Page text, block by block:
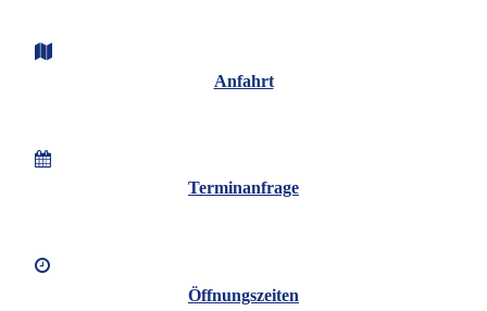
Anfahrt
Terminanfrage
Öffnungszeiten